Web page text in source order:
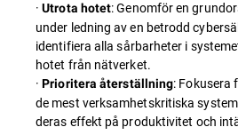
·Utrota hotet: Genomför en
under ledning av en betrodd
identifiera alla sårbarheter i
hotet från nätverket.
·Prioritera återställning: Fokusera
de mest verksamhetskritiska
deras effekt på produktivitet och